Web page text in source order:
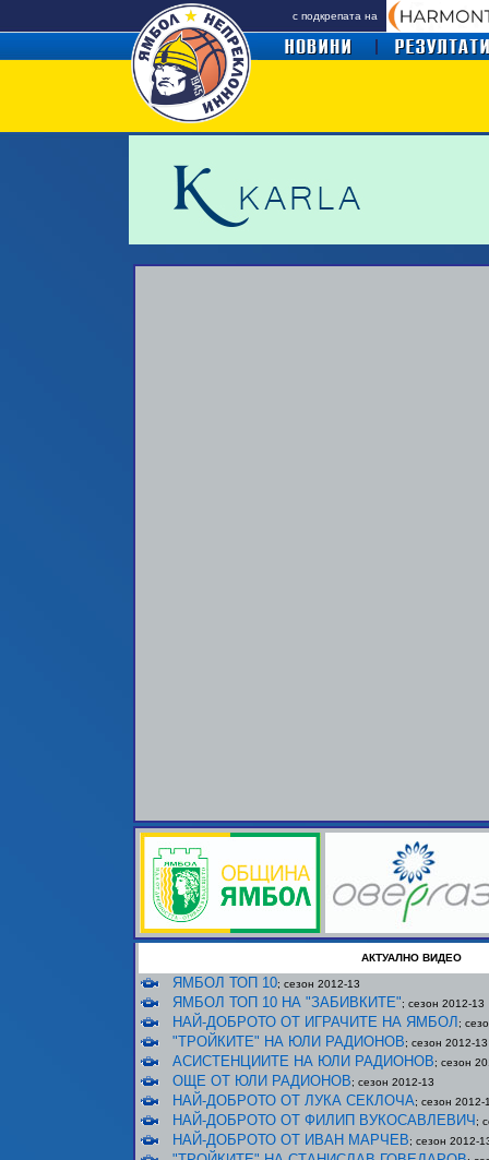
с подкрепата на
АКТУАЛНО ВИДЕО
ЯМБОЛ ТОП 10; сезон 2012-13
ЯМБОЛ ТОП 10 НА "ЗАБИВКИТЕ"; сезон 2012-13
НАЙ-ДОБРОТО ОТ ИГРАЧИТЕ НА ЯМБОЛ ;
"ТРОЙКИТЕ" НА ЮЛИ РАДИОНОВ; сезон 2012-13
АСИСТЕНЦИИТЕ НА ЮЛИ РАДИОНОВ; сезон
ОЩЕ ОТ ЮЛИ РАДИОНОВ; сезон 2012-13
НАЙ-ДОБРОТО ОТ ЛУКА СЕКЛОЧА; сезон 2012-
НАЙ-ДОБРОТО ОТ ФИЛИП ВУКОСАВЛЕВИЧ ;
НАЙ-ДОБРОТО ОТ ИВАН МАРЧЕВ; сезон 2012-